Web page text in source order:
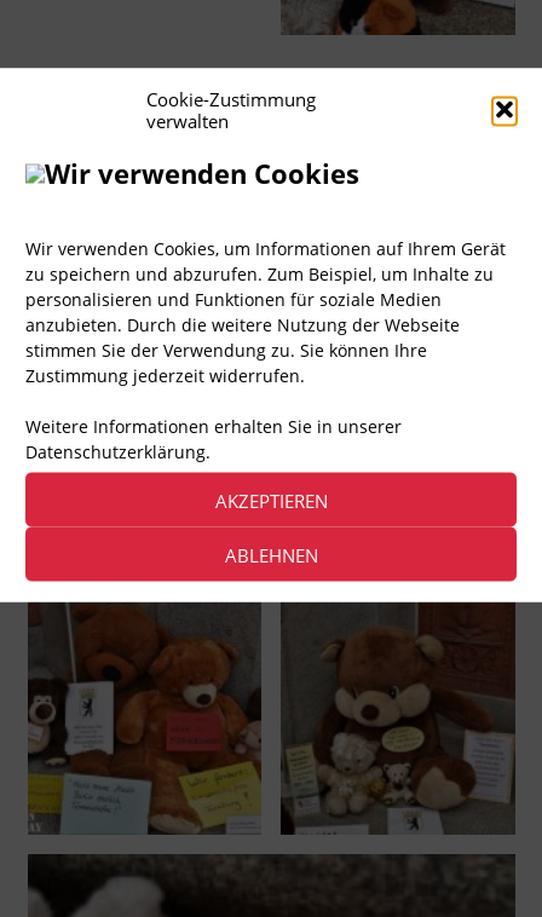
Cookie-Zustimmung
verwalten
Wir verwenden Cookies
Wir verwenden Cookies, um Informationen auf Ihrem Gerät
zu speichern und abzurufen. Zum Beispiel, um Inhalte zu
personalisieren und Funktionen für soziale Medien
anzubieten. Durch die weitere Nutzung der Webseite
stimmen Sie der Verwendung zu. Sie können Ihre
Zustimmung jederzeit widerrufen.
Weitere Informationen erhalten Sie in unserer
Datenschutzerklärung.
AKZEPTIEREN
ABLEHNEN